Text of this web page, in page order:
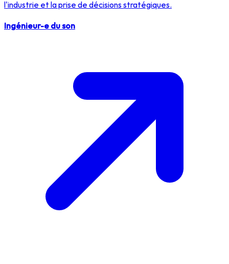
l'industrie et la prise de décisions stratégiques.
Ingénieur-e du son